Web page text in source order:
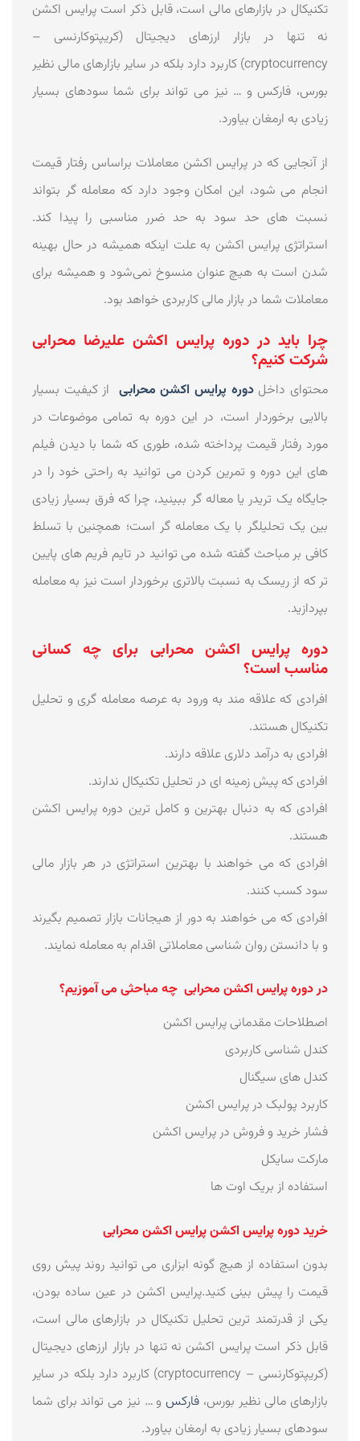
تکنیکال در بازارهای مالی است، قابل ذکر است پرایس اکشن
نه تنها در بازار ارزهای دیجیتال (کریپتوکارنسی –
cryptocurrency) کاربرد دارد بلکه در سایر بازارهای مالی نظیر
بورس، فارکس و … نیز می تواند برای شما سودهای بسیار
زیادی به ارمغان بیاورد.
از آنجایی که در پرایس اکشن معاملات براساس رفتار قیمت
انجام می شود، این امکان وجود دارد که معامله گر بتواند
نسبت های حد سود به حد ضرر مناسبی را پیدا کند.
استراتژی پرایس اکشن به علت اینکه همیشه در حال بهینه
شدن است به هیچ عنوان منسوخ نمی‌شود و همیشه برای
معاملات شما در بازار مالی کاربردی خواهد بود.
چرا باید در دوره پرایس اکشن علیرضا محرابی
شرکت کنیم؟
محتوای داخلدوره پرایس اکشن محرابی از کیفیت بسیار
بالایی برخوردار است، در این دوره به تمامی موضوعات در
مورد رفتار قیمت پرداخته شده، طوری که شما با دیدن فیلم
های این دوره و تمرین کردن می توانید به راحتی خود را در
جایگاه یک تریدر یا معاله گر ببینید، چرا که فرق بسیار زیادی
بین یک تحلیلگر با یک معامله گر است؛ همچنین با تسلط
کافی بر مباحث گفته شده می توانید در تایم فریم های پایین
تر که از ریسک به نسبت بالاتری برخوردار است نیز به معامله
بپردازید.
دوره پرایس اکشن محرابی برای چه کسانی
مناسب است؟
افرادی که علاقه مند به ورود به عرصه معامله گری و تحلیل
تکنیکال هستند.
افرادی به درآمد دلاری علاقه دارند.
افرادی که پیش زمینه ای در تحلیل تکنیکال ندارند.
افرادی که به دنبال بهترین و کامل ترین دوره پرایس اکشن
هستند.
افرادی که می خواهند با بهترین استراتژی در هر بازار مالی
سود کسب کنند.
افرادی که می خواهند به دور از هیجانات بازار تصمیم بگیرند
و با دانستن روان شناسی معاملاتی اقدام به معامله نمایند.
در دوره پرایس اکشن محرابی چه مباحثی می آموزیم؟
اصطلاحات مقدمانی پرایس اکشن
کندل شناسی کاربردی
کندل های سیگنال
کاربرد پولبک در پرایس اکشن
فشار خرید و فروش در پرایس اکشن
مارکت سایکل
استفاده از بریک اوت ها
خرید دوره پرایس اکشن پرایس اکشن محرابی
بدون استفاده از هیچ گونه ابزاری می توانید روند پیش روی
قیمت را پیش بینی کنید.پرایس اکشن در عین ساده بودن،
یکی از قدرتمند ترین تحلیل تکنیکال در بازارهای مالی است،
قابل ذکر است پرایس اکشن نه تنها در بازار ارزهای دیجیتال
(کریپتوکارنسی – cryptocurrency) کاربرد دارد بلکه در سایر
بازارهای مالی نظیر بورس، فارکسو … نیز می تواند برای شما
سودهای بسیار زیادی به ارمغان بیاورد.